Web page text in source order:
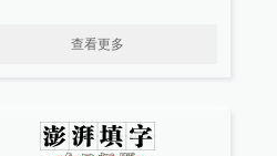
查看更多